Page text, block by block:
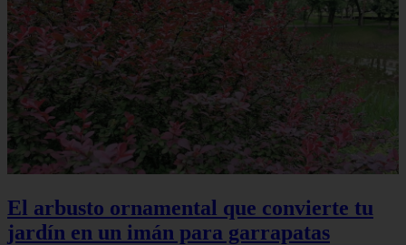
El arbusto ornamental que convierte tu
jardín en un imán para garrapatas